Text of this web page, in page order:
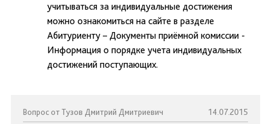
учитываться за индивидуальные достижения
можно ознакомиться на сайте в разделе
Абитуриенту – Документы приёмной комиссии -
Информация о порядке учета индивидуальных
достижений поступающих.
Вопрос от Тузов Дмитрий Дмитриевич 14.07.2015